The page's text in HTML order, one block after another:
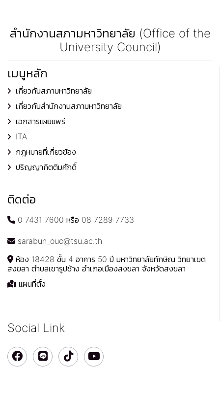
สำนักงานสภามหาวิทยาลัย (Office of the
University Council)
เมนูหลัก
เกี่ยวกับสภามหาวิทยาลัย
เกี่ยวกับสำนักงานสภามหาวิทยาลัย
เอกสารเผยแพร่
ITA
กฎหมายที่เกี่ยวข้อง
ปริญญากิตติมศักดิ์
ติดต่อ
0 7431 7600 หรือ 08 7289 7733
sarabun_ouc@tsu.ac.th
ห้อง 18428 ชั้น 4 อาคาร 50 ปี มหาวิทยาลัยทักษิณ วิทยาเขต
สงขลา ตำบลเขารูปช้าง อำเภอเมืองสงขลา จังหวัดสงขลา
แผนที่ตั้ง
Social Link